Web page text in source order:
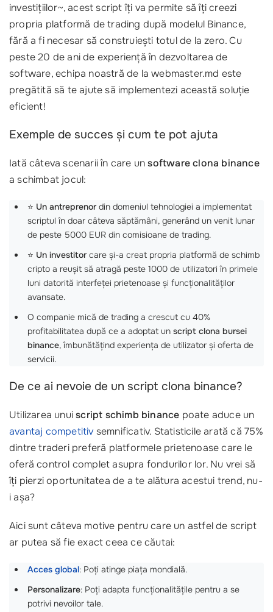
investițiilor~, acest script îți va permite să îți creezi
propria platformă de trading după modelul Binance,
fără a fi necesar să construiești totul de la zero. Cu
peste 20 de ani de experiență în dezvoltarea de
software, echipa noastră de la webmaster.md este
pregătită să te ajute să implementezi această soluție
eficient!
Exemple de succes și cum te pot ajuta
Iată câteva scenarii în care unsoftware clona binance
a schimbat jocul:
⭐ Un antreprenor din domeniul tehnologiei a implementat
scriptul în doar câteva săptămâni, generând un venit lunar
de peste 5000 EUR din comisioane de trading.
⭐ Un investitor care și-a creat propria platformă de schimb
cripto a reușit să atragă peste 1000 de utilizatori în primele
luni datorită interfeței prietenoase și funcționalităților
avansate.
O companie mică de trading a crescut cu 40%
profitabilitatea după ce a adoptat un script clona bursei
binance, îmbunătățind experiența de utilizator și oferta de
servicii.
De ce ai nevoie de un script clona binance?
Utilizarea unuiscript schimb binance poate aduce un
avantaj competitiv semnificativ. Statisticile arată că 75%
dintre traderi preferă platformele prietenoase care le
oferă control complet asupra fondurilor lor. Nu vrei să
îți pierzi oportunitatea de a te alătura acestui trend, nu-
i așa?
Aici sunt câteva motive pentru care un astfel de script
ar putea să fie exact ceea ce căutai:
Acces global: Poți atinge piața mondială.
Personalizare: Poți adapta funcționalitățile pentru a se
potrivi nevoilor tale.